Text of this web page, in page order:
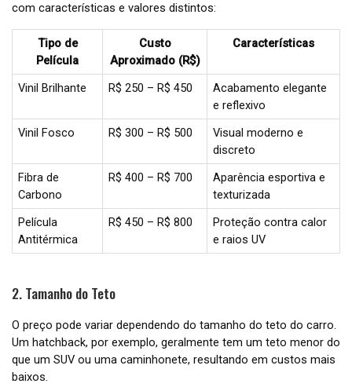
com características e valores distintos:
Tipo de
Película
Custo
Aproximado (R$)
Características
Vinil Brilhante R$ 250 – R$ 450
Acabamento elegante
e reflexivo
Vinil Fosco
R$ 300 – R$ 500
Visual moderno e
discreto
Fibra de
Carbono
R$ 400 – R$ 700
Aparência esportiva e
texturizada
Película
Antitérmica
R$ 450 – R$ 800
Proteção contra calor
e raios UV
2. Tamanho do Teto
O preço pode variar dependendo do tamanho do teto do carro.
Um hatchback, por exemplo, geralmente tem um teto menor do
que um SUV ou uma caminhonete, resultando em custos mais
baixos.